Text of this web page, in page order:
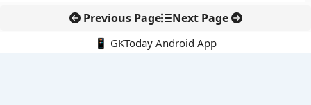
Previous Page Next Page
📱 GKToday Android App